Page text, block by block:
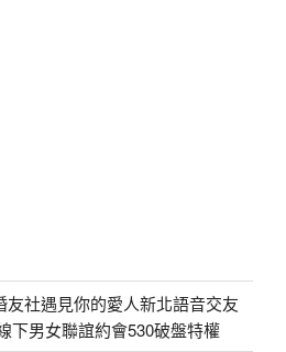
社遇見你的愛人新北語音交友
下男女聯誼約會530破盤特權